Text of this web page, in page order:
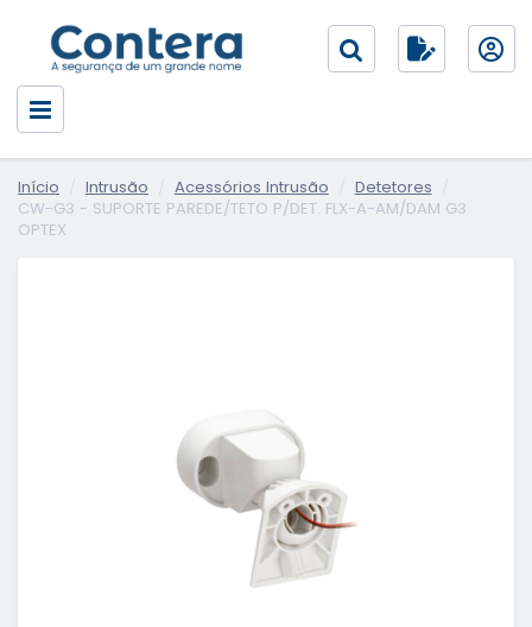
Início Intrusão Acessórios Intrusão
Detetores
CW-G3 - SUPORTE PAREDE/TETO P/DET. FLX-A-AM/DAM G3
OPTEX